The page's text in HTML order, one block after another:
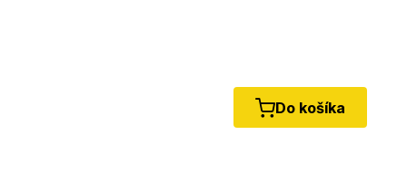
Do košíka